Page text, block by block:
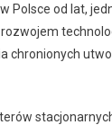
Polsce od lat,
chronionych